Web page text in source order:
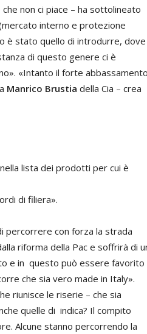
non ci piace – ha sottolineato
interno e protezione
è stato quello di introdurre, dove
di questo genere ci è
«Intanto il forte abbassamento
Manrico Brustia della Cia – crea
lista dei prodotti per cui è
di filiera».
percorrere con forza la strada
riforma della Pac e soffrirà di
e in questo può essere favorito
che sia vero made in Italy».
riunisce le riserie – che sia
quelle di indica? Il compito
Alcune stanno percorrendo la